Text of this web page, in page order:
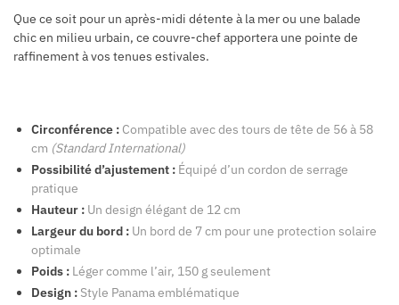
Que ce soit pour un après-midi détente à la mer ou une balade
chic en milieu urbain, ce couvre-chef apportera une pointe de
raffinement à vos tenues estivales.
Circonférence : Compatible avec des tours de tête de 56 à 58
cm (Standard International)
Possibilité d’ajustement : Équipé d’un cordon de serrage
pratique
Hauteur : Un design élégant de 12 cm
Largeur du bord : Un bord de 7 cm pour une protection solaire
optimale
Poids : Léger comme l’air, 150 g seulement
Design : Style Panama emblématique